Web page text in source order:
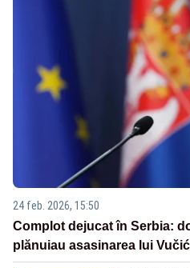
24 feb. 2026, 15:50
Complot dejucat în Serbia:
plănuiau asasinarea lui Vučić